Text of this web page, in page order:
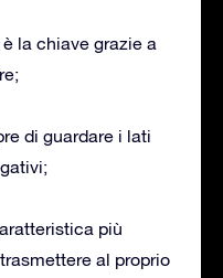
la chiave grazie a
di guardare i lati
più
al proprio